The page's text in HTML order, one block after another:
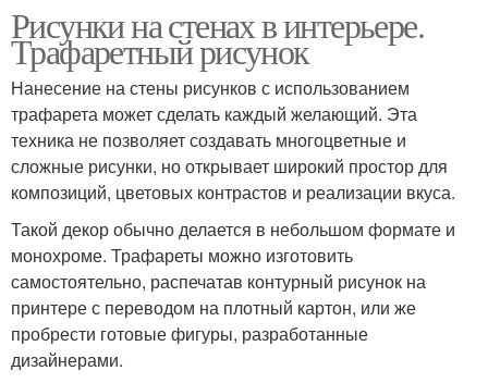
Рисунки на стенах в интерьере.
Трафаретный рисунок
Нанесение на стены рисунков с использованием
трафарета может сделать каждый желающий. Эта
техника не позволяет создавать многоцветные и
сложные рисунки, но открывает широкий простор для
композиций, цветовых контрастов и реализации вкуса.
Такой декор обычно делается в небольшом формате и
монохроме. Трафареты можно изготовить
самостоятельно, распечатав контурный рисунок на
принтере с переводом на плотный картон, или же
пробрести готовые фигуры, разработанные
дизайнерами.